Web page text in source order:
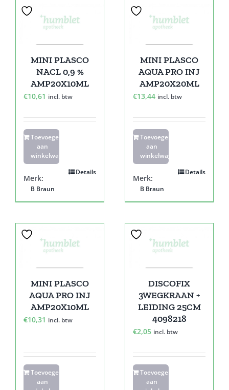
MINI PLASCO
NACL 0,9 %
AMP20X10ML
€10,61 incl. btw
Toevoegen
aan
winkelwagen
Details
Merk:
B Braun
MINI PLASCO
AQUA PRO INJ
AMP20X20ML
€13,44 incl. btw
Toevoegen
aan
winkelwagen
Details
Merk:
B Braun
MINI PLASCO
AQUA PRO INJ
AMP20X10ML
€10,31 incl. btw
Toevoegen
aan
DISCOFIX
3WEGKRAAN +
LEIDING 25CM
4098218
€2,05 incl. btw
Toevoegen
aan